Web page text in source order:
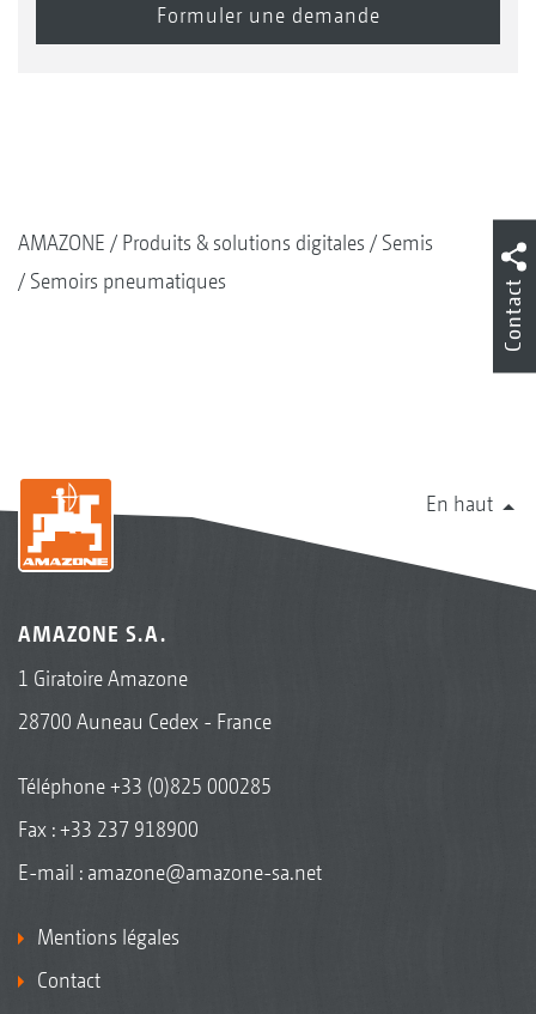
AMAZONE Produits & solutions digitales
Semis
Semoirs pneumatiques
En haut
AMAZONE S.A.
1 Giratoire Amazone
28700 Auneau Cedex - France
Téléphone+33 (0)825 000285
Fax : +33 237 918900
E-mail : amazone@amazone-sa.net
Mentions légales
Contact
Contact